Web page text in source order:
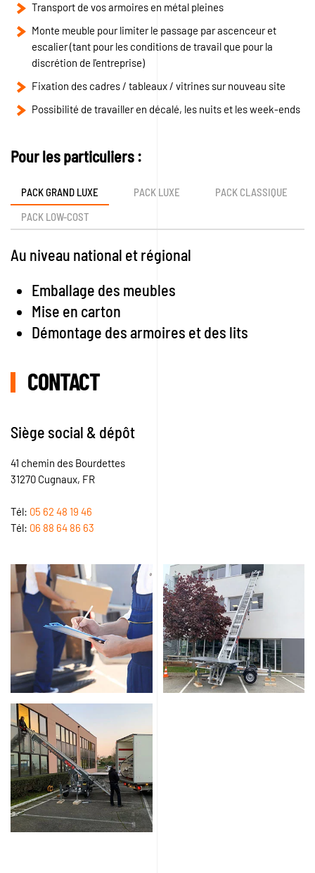
Transport de vos armoires en métal pleines
Monte meuble pour limiter le passage par ascenceur et
escalier (tant pour les conditions de travail que pour la
discrétion de l'entreprise)
Fixation des cadres / tableaux / vitrines sur nouveau site
Possibilité de travailler en décalé, les nuits et les week-ends
Pour les particuliers :
PACK GRAND LUXE PACK LUXE
PACK CLASSIQUE
PACK LOW-COST
Au niveau national et régional
Emballage des meubles
Mise en carton
Démontage des armoires et des lits
CONTACT
Siège social & dépôt
41 chemin des Bourdettes
31270 Cugnaux, FR
Tél: 05 62 48 19 46
Tél: 06 88 64 86 63